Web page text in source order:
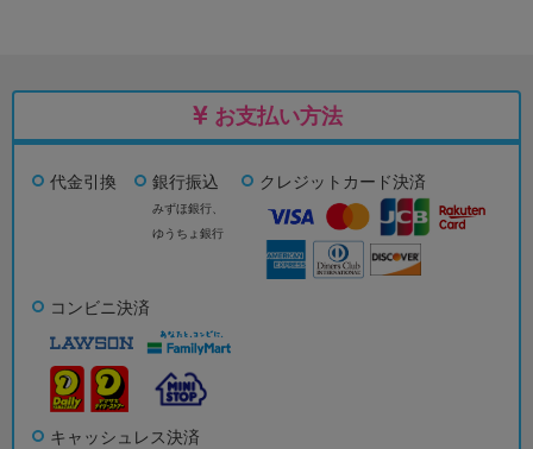
お支払い方法
代金引換 銀行振込
みずほ銀行、
ゆうちょ銀行
クレジットカード決済
コンビニ決済
キャッシュレス決済